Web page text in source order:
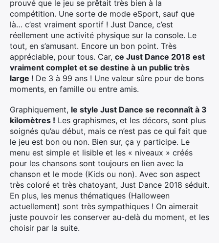
prouvé que le jeu se prêtait très bien à la
compétition. Une sorte de mode eSport, sauf que
là… c’est vraiment sportif ! Just Dance, c’est
réellement une activité physique sur la console. Le
tout, en s’amusant. Encore un bon point. Très
appréciable, pour tous. Car, ce Just Dance 2018 est
vraiment complet et se destine à un public très
large ! De 3 à 99 ans ! Une valeur sûre pour de bons
moments, en famille ou entre amis.
Graphiquement, le style Just Dance se reconnaît à 3
kilomètres ! Les graphismes, et les décors, sont plus
soignés qu’au début, mais ce n’est pas ce qui fait que
le jeu est bon ou non. Bien sur, ça y participe. Le
menu est simple et lisible et les « niveaux » créés
pour les chansons sont toujours en lien avec la
chanson et le mode (Kids ou non). Avec son aspect
très coloré et très chatoyant, Just Dance 2018 séduit.
En plus, les menus thématiques (Halloween
actuellement) sont très sympathiques ! On aimerait
juste pouvoir les conserver au-delà du moment, et les
choisir par la suite.